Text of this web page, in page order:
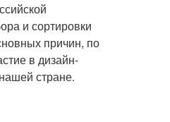
и сортировки
причин, по
в дизайн-
стране.